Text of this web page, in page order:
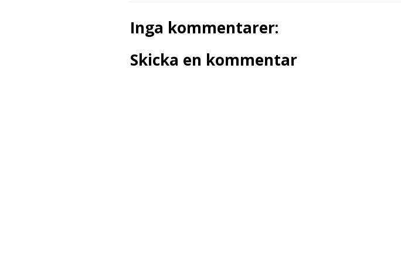
Inga kommentarer:
Skicka en kommentar